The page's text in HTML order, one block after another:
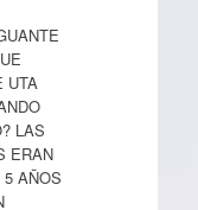
UTA
LAS
ERAN
AÑOS